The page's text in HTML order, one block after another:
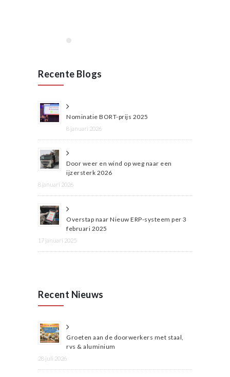
Recente Blogs
Nominatie BORT-prijs 2025
8 januari 2026
Door weer en wind op weg naar een
ijzersterk 2026
8 januari 2026
Overstap naar Nieuw ERP-systeem per 3
februari 2025
17 januari 2025
Recent Nieuws
Groeten aan de doorwerkers met staal,
rvs & aluminium
28 juli 2026